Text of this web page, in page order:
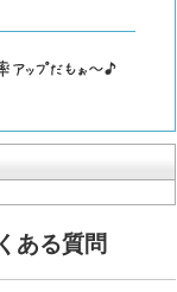
ある質問